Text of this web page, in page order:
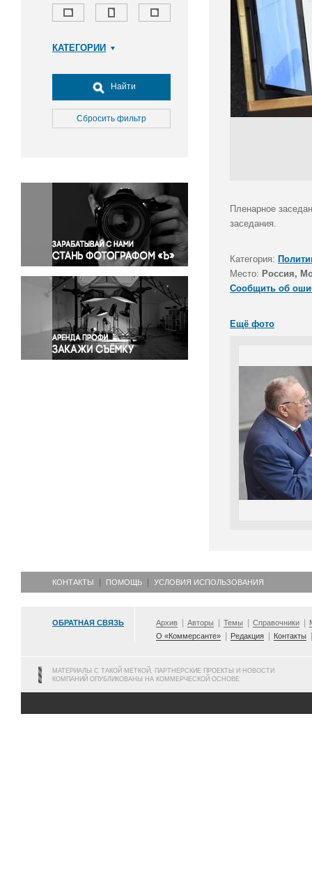
КАТЕГОРИИ
Досуг, туризм и отдых
Культура
Медицина
Окружающая среда
Политика
Правосудие
Происшествия и конфликты
Религия
Светская жизнь
Спорт
Экология
Экономика и бизнес
Найти
Сбросить фильтр
Пленарное
заседания.
Категория:
Место: Россия,
Сообщить об
Ещё фото
КОНТАКТЫ ПОМОЩЬ УСЛОВИЯ ИСПОЛЬЗОВАНИЯ
ОБРАТНАЯ СВЯЗЬ Архив Авторы Темы Справочники
О «Коммерсанте»
Редакция Контакты
МАТЕРИАЛЫ С ТАКОЙ МЕТКОЙ, ПАРТНЕРСКИЕ ПРОЕКТЫ И НОВОСТИ
КОМПАНИЙ ОПУБЛИКОВАНЫ НА КОММЕРЧЕСКОЙ ОСНОВЕ